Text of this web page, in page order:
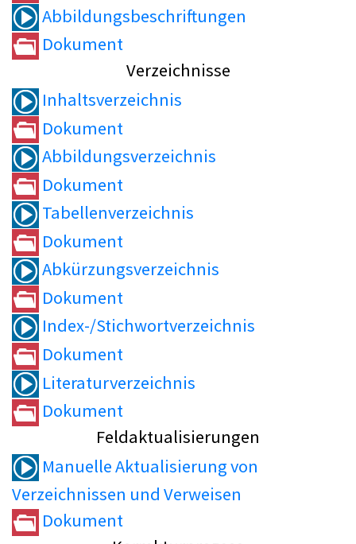
Abbildungsbeschriftungen
Dokument
Verzeichnisse
Inhaltsverzeichnis
Dokument
Abbildungsverzeichnis
Dokument
Tabellenverzeichnis
Dokument
Abkürzungsverzeichnis
Dokument
Index-/Stichwortverzeichnis
Dokument
Literaturverzeichnis
Dokument
Feldaktualisierungen
Manuelle Aktualisierung von
Verzeichnissen und Verweisen
Dokument